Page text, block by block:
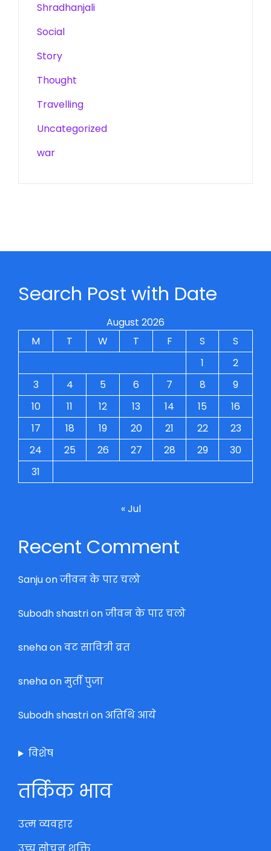
Shradhanjali
Social
Story
Thought
Travelling
Uncategorized
war
Search Post with Date
August 2026
M
T W T F S
S
1
2
3
4 5 6 7 8
9
10
11 12 13 14 15
16
17
18 19 20 21 22
23
24
25 26 27 28 29
30
31
« Jul
Recent Comment
Sanjuonजीवन के पार चलो
Subodh shastrionजीवन के पार चलो
snehaonवट सावित्री व्रत
snehaonमुर्ती पुजा
Subodh shastrionअतिथि आये
विशेष
तर्किक भाव
उत्म व्यवहार